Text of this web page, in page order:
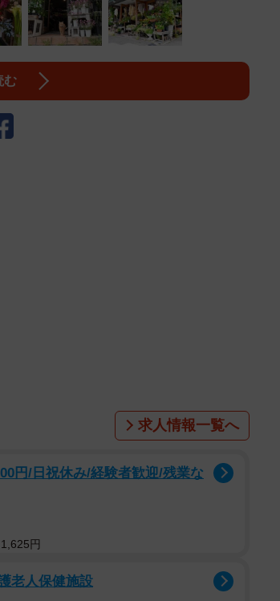
む
求人情報一覧へ
円/日祝休み/経験者歓迎/残業な
円
老人保健施設